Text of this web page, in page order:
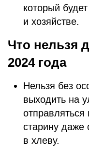
который
и хозяйстве.
Что нельзя
2024 года
Нельзя без
выходить на
старину даже
в хлеву.